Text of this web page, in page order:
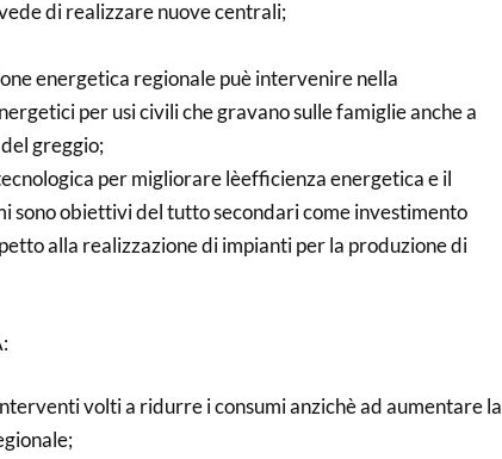
di realizzare nuove centrali;
energetica regionale puè intervenire nella
per usi civili che gravano sulle famiglie anche a
greggio;
per migliorare lèefficienza energetica e il
sono obiettivi del tutto secondari come investimento
alla realizzazione di impianti per la produzione di
volti a ridurre i consumi anzichè ad aumentare la